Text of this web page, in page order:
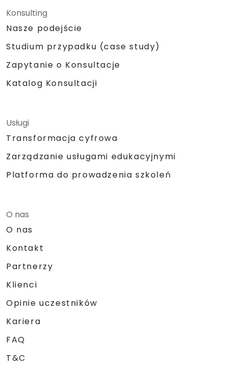
Konsulting
Nasze podejście
Studium przypadku (case study)
Zapytanie o Konsultacje
Katalog Konsultacji
Usługi
Transformacja cyfrowa
Zarządzanie usługami edukacyjnymi
Platforma do prowadzenia szkoleń
O nas
O nas
Kontakt
Partnerzy
Klienci
Opinie uczestników
Kariera
FAQ
T&C